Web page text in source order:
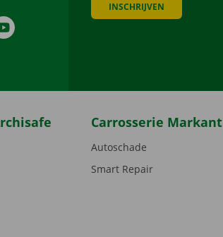
YouTube
INSCHRIJVEN
Carrosserie Markant
Autoschade
Smart Repair